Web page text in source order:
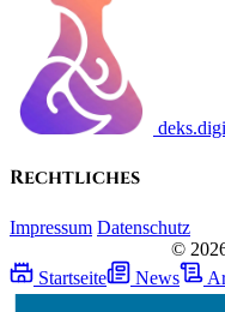
Rechtliches
Impressum Datenschutz
©
Startseite
News